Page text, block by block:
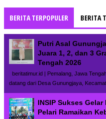
BERITA TERPOPULER BERITA
Putri Asal
Juara 1, 2, dan 3
Tengah 2026
beritatimur.id | Pemalang, Jawa
datang dari Desa Gunungjaya,
INSIP Sukses
Pelari Ramaikan